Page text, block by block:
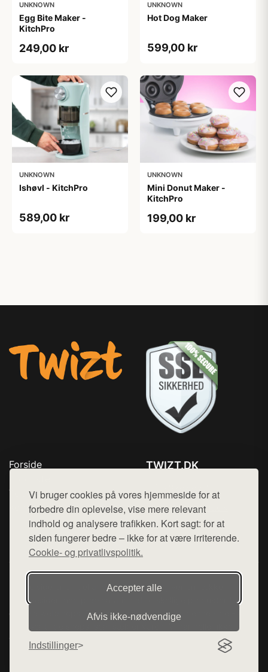
Vi bruger cookies på vores hjemmeside for at
forbedre din oplevelse, vise mere relevant
indhold og analysere trafikken. Kort sagt: for at
siden fungerer bedre – ikke for at være irriterende.
Cookie- og privatlivspolitik.
Accepter alle
Afvis ikke‑nødvendige
Indstillinger
UNKNOWN
Egg Bite Maker -
KitchPro
249,00 kr
UNKNOWN
Hot Dog Maker
599,00 kr
UNKNOWN
Ishøvl - KitchPro
589,00 kr
UNKNOWN
Mini Donut Maker -
KitchPro
199,00 kr
Forside
Top Rabatter
Kontakt
TWIZT.DK
Mail: hej@want.dk
Cookie- og privatlivspolitik
Denne side er en del af want.dk, der udgiver en række
hjemmesider med præsentation af forskellige produkter fra
diverse webshops. Der sælges ikke varer fra denne side - vi
varerne på lager.